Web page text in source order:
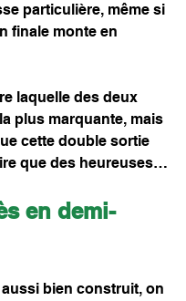
particulière, même si
finale monte en
laquelle des deux
plus marquante, mais
cette double sortie
que des heureuses…
en demi-
bien construit, on